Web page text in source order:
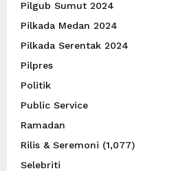
Pilgub Sumut 2024
Pilkada Medan 2024
Pilkada Serentak 2024
Pilpres
Politik
Public Service
Ramadan
Rilis & Seremoni (1,077)
Selebriti